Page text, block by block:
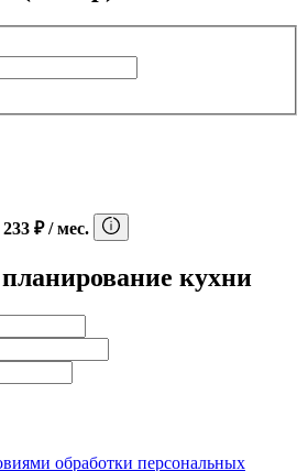
233 ₽/ мес.
кухни
обработки персональных